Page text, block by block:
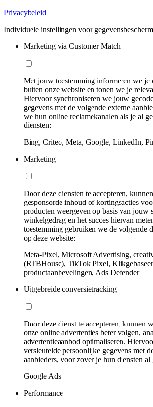
Privacybeleid
Individuele instellingen voor
Marketing via Customer Match
Met jouw toestemming informeren we je
buiten onze website en tonen we je
Hiervoor synchroniseren we jouw
gegevens met de volgende externe
we hun online reclamekanalen als je al
diensten:
Bing, Criteo, Meta, Google, LinkedIn,
Marketing
Door deze diensten te accepteren,
gesponsorde inhoud of kortingsacties
producten weergeven op basis van jouw
winkelgedrag en het succes hiervan
toestemming gebruiken we de volgende
op deze website:
Meta-Pixel, Microsoft Advertising,
(RTBHouse), TikTok Pixel,
productaanbevelingen, Ads Defender
Uitgebreide conversietracking
Door deze dienst te accepteren, kunnen
onze online advertenties beter volgen,
advertentieaanbod optimaliseren.
versleutelde persoonlijke gegevens met
aanbieders, voor zover je hun diensten al
Google Ads
Performance